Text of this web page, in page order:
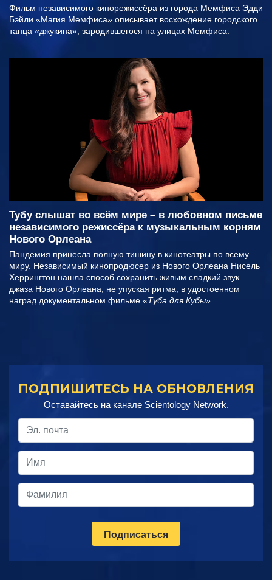
Фильм независимого кинорежиссёра из города Мемфиса Эдди
Бэйли «Магия Мемфиса» описывает восхождение городского
танца «джукина», зародившегося на улицах Мемфиса.
Тубу слышат во всём мире – в любовном письме
независимого режиссёра к музыкальным корням
Нового Орлеана
Пандемия принесла полную тишину в кинотеатры по всему
миру. Независимый кинопродюсер из Нового Орлеана Нисель
Херрингтон нашла способ сохранить живым сладкий звук
джаза Нового Орлеана, не упуская ритма, в удостоенном
наград документальном фильме «Туба для Кубы»
ПОДПИШИТЕСЬ НА ОБНОВЛЕНИЯ
Оставайтесь на канале Scientology Network.
Подписаться